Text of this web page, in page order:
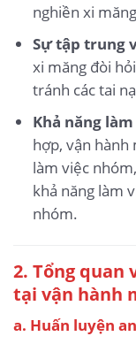
nghiền xi
Sự tập trung
xi măng đòi
tránh các tai
Khả năng
hợp, vận hành
làm việc
khả năng làm
nhóm.
2. Tổng quan
tại vận hành
a. Huấn luyện